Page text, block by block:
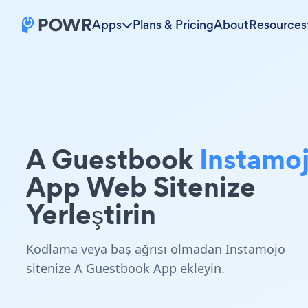
Apps Plans & PricingAboutResources
A Guestbook
App Web Sitenize
Yerleştirin
Kodlama veya baş ağrısı olmadan Instamojo
sitenize A Guestbook App ekleyin.